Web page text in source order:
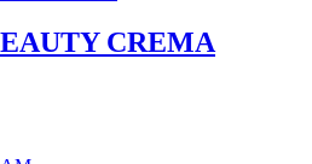
CREMA